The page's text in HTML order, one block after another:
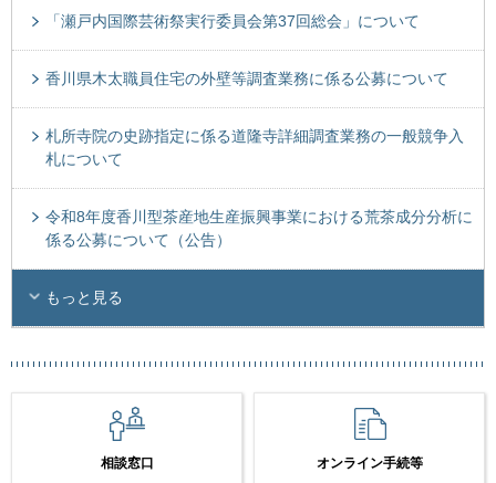
「瀬戸内国際芸術祭実行委員会第37回総会」について
香川県木太職員住宅の外壁等調査業務に係る公募について
札所寺院の史跡指定に係る道隆寺詳細調査業務の一般競争入
札について
令和8年度香川型茶産地生産振興事業における荒茶成分分析に
係る公募について（公告）
もっと見る
相談窓口 オンライン手続等